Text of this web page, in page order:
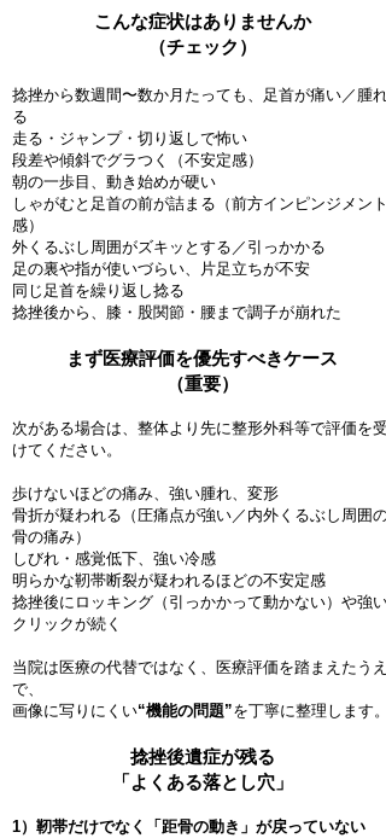
こんな症状はありませんか
（チェック）
捻挫から数週間〜数か月たっても、足首が痛い／腫れ
る
走る・ジャンプ・切り返しで怖い
段差や傾斜でグラつく（不安定感）
朝の一歩目、動き始めが硬い
しゃがむと足首の前が詰まる（前方インピンジメント
感）
外くるぶし周囲がズキッとする／引っかかる
足の裏や指が使いづらい、片足立ちが不安
同じ足首を繰り返し捻る
捻挫後から、膝・股関節・腰まで調子が崩れた
まず医療評価を優先すべきケース
（重要）
次がある場合は、整体より先に整形外科等で評価を受
けてください。
歩けないほどの痛み、強い腫れ、変形
骨折が疑われる（圧痛点が強い／内外くるぶし周囲の
骨の痛み）
しびれ・感覚低下、強い冷感
明らかな靭帯断裂が疑われるほどの不安定感
捻挫後にロッキング（引っかかって動かない）や強い
クリックが続く
当院は医療の代替ではなく、医療評価を踏まえたうえ
で、
画像に写りにくい“機能の問題”を丁寧に整理します。
捻挫後遺症が残る
「よくある落とし穴」
1）靭帯だけでなく「距骨の動き」が戻っていない